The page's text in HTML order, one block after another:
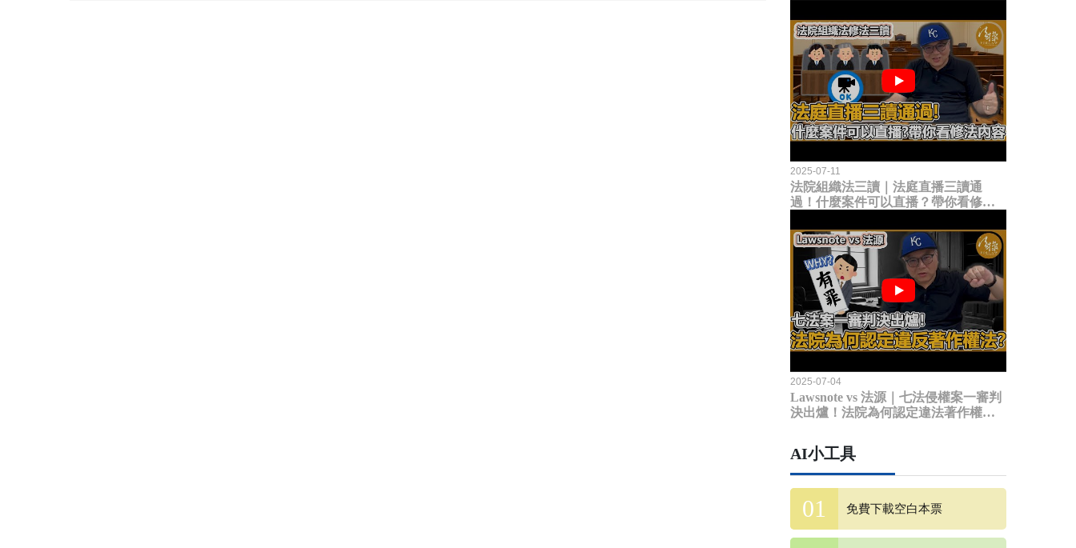
2025-07-11
法院組織法三讀｜法庭直播三讀通
過！什麼案件可以直播？帶你看修法
2025-07-04
Lawsnote vs 法源｜七法侵權案一審判
決出爐！法院為何認定違法著作權
AI小工具
免費下載空白本票